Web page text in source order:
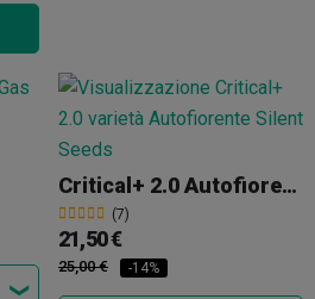
Critical+ 2.0 Autofiorente
(7)
21,50 €
25,00 € -14%